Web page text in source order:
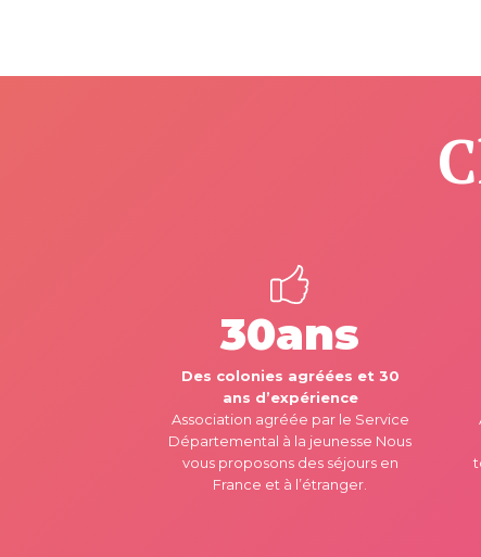
30ans
Des colonies agréées et 30
ans d’expérience
Association agréée par le Service
Départemental à la jeunesse Nous
vous proposons des séjours en
France et à l’étranger.